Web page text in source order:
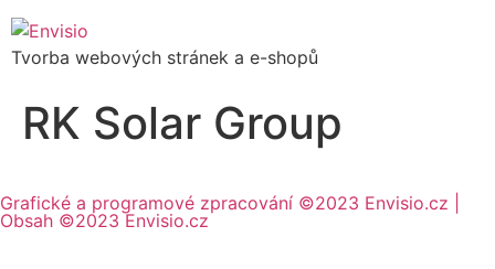
Tvorba webových stránek a e-shopů
RK Solar Group
Grafické a programové zpracování ©2023 Envisio.cz |
Obsah ©2023 Envisio.cz